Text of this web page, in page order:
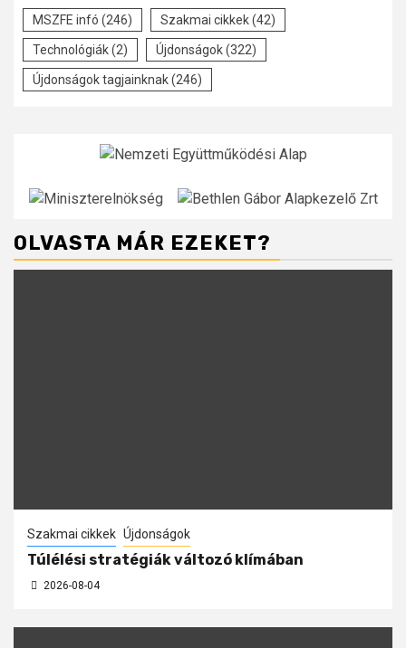
MSZFE infó (246) Szakmai cikkek(42)
Technológiák(2) Újdonságok(322)
Újdonságok tagjainknak(246)
OLVASTA MÁR EZEKET?
Szakmai cikkek Újdonságok
Túlélési stratégiák változó klímában
2026-08-04